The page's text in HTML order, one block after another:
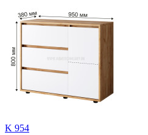
K 954